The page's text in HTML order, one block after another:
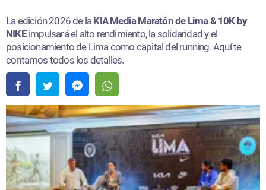
La edición 2026 de la KIA Media Maratón de Lima & 10K by
NIKEimpulsará el alto rendimiento, la solidaridad y el
posicionamiento de Lima como capital del running. Aquí te
contamos todos los detalles.